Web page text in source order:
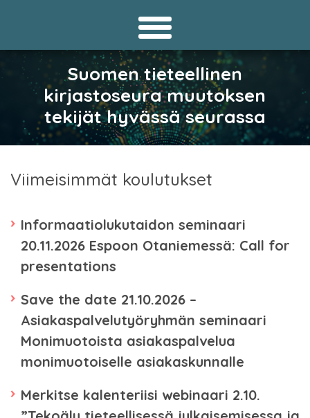
Suomen tieteellinen
kirjastoseura muutoksen
tekijät hyvässä seurassa
Viimeisimmät koulutukset
Informaatiolukutaidon seminaari
20.11.2026 Espoon Otaniemessä: Call for
presentations
Save the date 21.10.2026 –
Asiakaspalvelutyöryhmän seminaari
Monimuotoista asiakaspalvelua
monimuotoiselle asiakaskunnalle
Merkitse kalenteriisi webinaari 2.10.